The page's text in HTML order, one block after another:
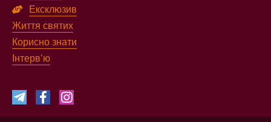
Ексклюзив
Життя святих
Корисно знати
Інтерв’ю